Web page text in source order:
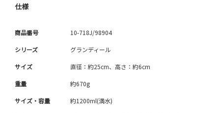
仕様
商品番号 10-718J/98904
シリーズ グランディール
サイズ 直径：約25cm、高さ：約6cm
重量 約670g
サイズ・容量 約1200ml(満水)